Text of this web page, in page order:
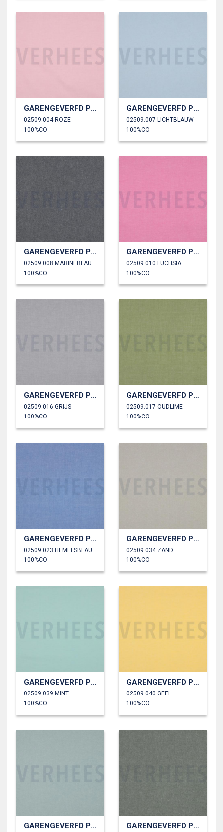
GARENGEVERFD POPLIN
02509.004 ROZE
100%CO
GARENGEVERFD POPLIN
02509.007 LICHTBLAUW
100%CO
GARENGEVERFD POPLIN
02509.008 MARINEBLAUW
100%CO
GARENGEVERFD POPLIN
02509.010 FUCHSIA
100%CO
GARENGEVERFD POPLIN
02509.016 GRIJS
100%CO
GARENGEVERFD POPLIN
02509.017 OUDLIME
100%CO
GARENGEVERFD POPLIN
02509.023 HEMELSBLAUW
100%CO
GARENGEVERFD POPLIN
02509.034 ZAND
100%CO
GARENGEVERFD POPLIN
02509.039 MINT
100%CO
GARENGEVERFD POPLIN
02509.040 GEEL
100%CO
GARENGEVERFD POPLIN GARENGEVERFD POPLIN